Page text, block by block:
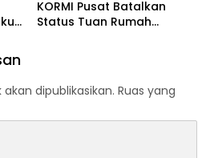
KORMI Pusat Batalkan
Status Tuan Rumah
dipublikasikan. Ruas yang